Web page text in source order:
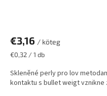
€3,16 / köteg
Egységár:
€0,32 / 1 db
Skleněné perly pro lov
kontaktu s bullet weigt vznikne